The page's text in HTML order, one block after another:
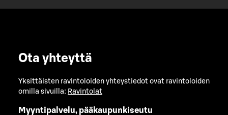
Ota yhteyttä
Yksittäisten ravintoloiden yhteystiedot ovat ravintoloiden
omilla sivuilla: Ravintolat
Myyntipalvelu, pääkaupunkiseutu